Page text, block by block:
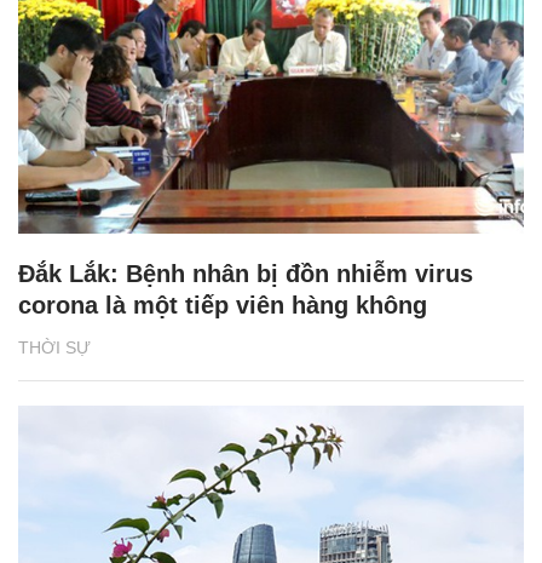
THỜI SỰ
Đắk Lắk: Bệnh nhân bị đồn nhiễm virus
corona là một tiếp viên hàng không